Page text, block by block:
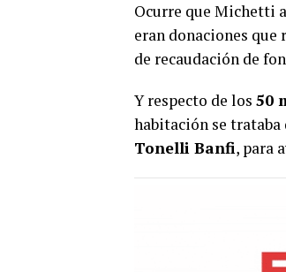
Ocurre que Michetti
eran donaciones
de recaudación de
Y respecto de los 50
habitación se trataba
Tonelli Banfi, para